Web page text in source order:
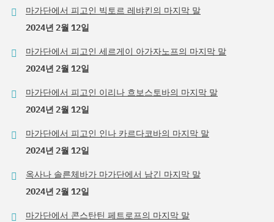
마가단에서 피고인 빅토르 레뱌킨의 마지막 말
2024년 2월 12일
마가단에서 피고인 세르게이 아가자노프의 마지막 말
2024년 2월 12일
마가단에서 피고인 이리나 흐보스토바의 마지막 말
2024년 2월 12일
마가단에서 피고인 인나 카르다코바의 마지막 말
2024년 2월 12일
옥사나 솔른체바가 마가단에서 남긴 마지막 말
2024년 2월 12일
마가단에서 콘스탄틴 페트로프의 마지막 말